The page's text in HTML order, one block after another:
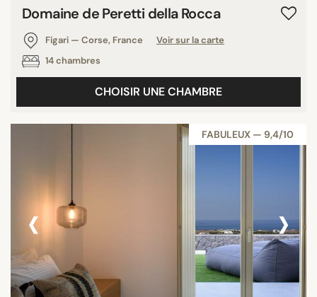
Domaine de Peretti della Rocca
Figari — Corse, France
Voir sur la carte
14 chambres
CHOISIR UNE CHAMBRE
FABULEUX — 9,4/10
‹ ›